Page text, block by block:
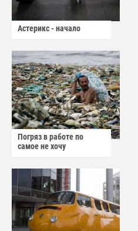
Астерикс - начало
Погряз в работе по
самое не хочу